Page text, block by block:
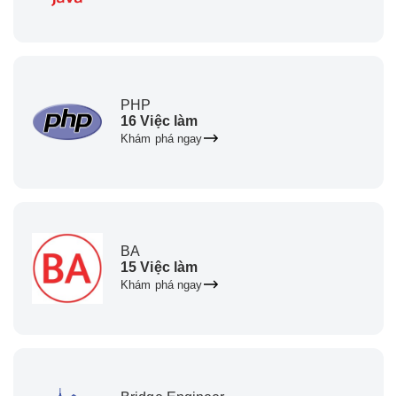
PHP
16 Việc làm
Khám phá ngay
BA
15 Việc làm
Khám phá ngay